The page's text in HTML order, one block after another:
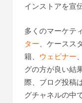
インストアを宣
多くのマーケテ
ター、ケースス
籍、 ウェビナー
グの方が良い結
際、ブログ投稿
グチャネルの中